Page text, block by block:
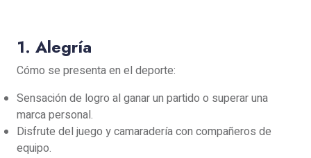
1. Alegría
Cómo se presenta en el deporte:
Sensación de logro al ganar un partido o superar una
marca personal.
Disfrute del juego y camaradería con compañeros de
equipo.